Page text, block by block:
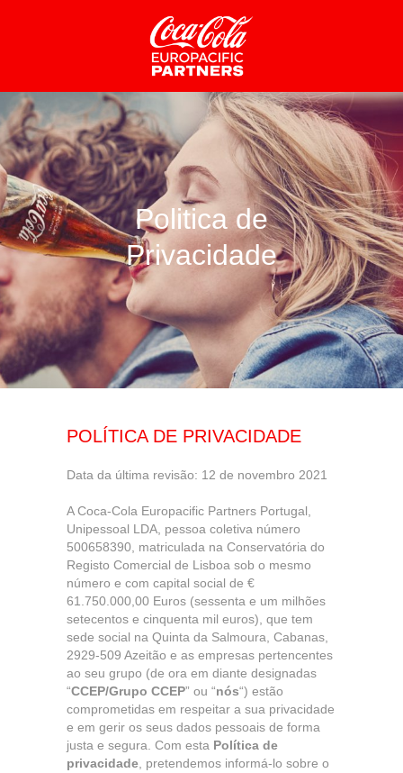
Politica de
Privacidade
POLÍTICA DE PRIVACIDADE
Data da última revisão: 12 de novembro 2021
A Coca-Cola Europacific Partners Portugal,
Unipessoal LDA, pessoa coletiva número
500658390, matriculada na Conservatória do
Registo Comercial de Lisboa sob o mesmo
número e com capital social de €
61.750.000,00 Euros (sessenta e um milhões
setecentos e cinquenta mil euros), que tem
sede social na Quinta da Salmoura, Cabanas,
2929-509 Azeitão e as empresas pertencentes
ao seu grupo (de ora em diante designadas
“CCEP/Grupo CCEP” ou “nós“) estão
comprometidas em respeitar a sua privacidade
e em gerir os seus dados pessoais de forma
justa e segura. Com esta Política de
privacidade , pretendemos informá-lo sobre o